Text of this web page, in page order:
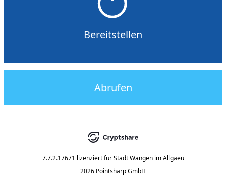
Bereitstellen
Abrufen
7.7.2.17671 lizenziert für Stadt Wangen im Allgaeu
2026 Pointsharp GmbH